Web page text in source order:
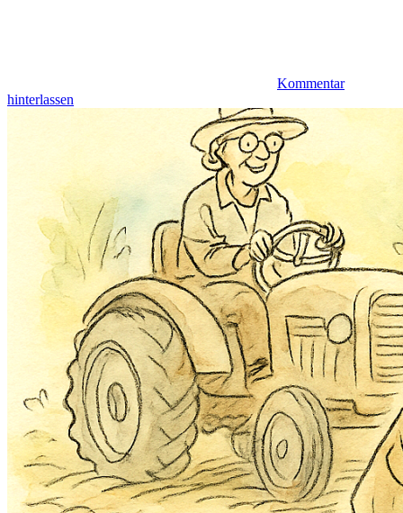
Kommentar
hinterlassen